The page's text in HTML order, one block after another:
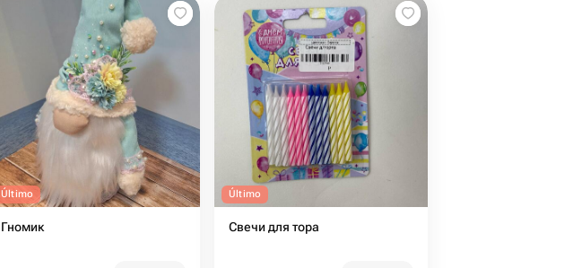
Último
Гномик
Último
Свечи для тора